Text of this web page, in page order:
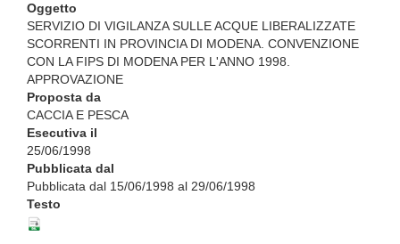
Oggetto
SERVIZIO DI VIGILANZA SULLE ACQUE LIBERALIZZATE
SCORRENTI IN PROVINCIA DI MODENA. CONVENZIONE
CON LA FIPS DI MODENA PER L'ANNO 1998.
APPROVAZIONE
Proposta da
CACCIA E PESCA
Esecutiva il
25/06/1998
Pubblicata dal
Pubblicata dal 15/06/1998 al 29/06/1998
Testo